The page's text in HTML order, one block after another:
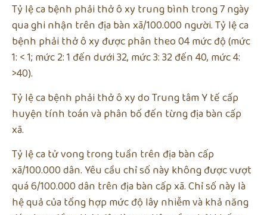
Tỷ lệ ca bệnh phải thở ô xy trung bình trong 7 ngày
qua ghi nhận trên địa bàn xã/100.000 người. Tỷ lệ ca
bệnh phải thở ô xy được phân theo 04 mức độ (mức
1: < 1; mức 2: 1 đến dưới 32, mức 3: 32 đến 40, mức 4:
>40).
Tỷ lệ ca bệnh phải thở ô xy do Trung tâm Y tế cấp
huyện tính toán và phân bố đến từng địa bàn cấp
xã.
Tỷ lệ ca tử vong trong tuần trên địa bàn cấp
xã/100.000 dân. Yêu cầu chỉ số này không được vượt
quá 6/100.000 dân trên địa bàn cấp xã. Chỉ số này là
hệ quả của tổng hợp mức độ lây nhiễm và khả năng